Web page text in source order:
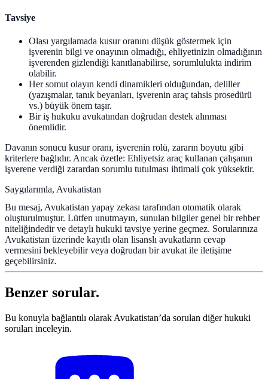
Tavsiye
Olası yargılamada kusur oranını düşük göstermek için
işverenin bilgi ve onayının olmadığı, ehliyetinizin olmadığının
işverenden gizlendiği kanıtlanabilirse, sorumlulukta indirim
olabilir.
Her somut olayın kendi dinamikleri olduğundan, deliller
(yazışmalar, tanık beyanları, işverenin araç tahsis prosedürü
vs.) büyük önem taşır.
Bir iş hukuku avukatından doğrudan destek alınması
önemlidir.
Davanın sonucu kusur oranı, işverenin rolü, zararın boyutu gibi
kriterlere bağlıdır. Ancak özetle: Ehliyetsiz araç kullanan çalışanın
işverene verdiği zarardan sorumlu tutulması ihtimali çok yüksektir.
Saygılarımla, Avukatistan
Bu mesaj, Avukatistan yapay zekası tarafından otomatik olarak
oluşturulmuştur. Lütfen unutmayın, sunulan bilgiler genel bir rehber
niteliğindedir ve detaylı hukuki tavsiye yerine geçmez. Sorularınıza
Avukatistan üzerinde kayıtlı olan lisanslı avukatların cevap
vermesini bekleyebilir veya doğrudan bir avukat ile iletişime
geçebilirsiniz.
Benzer sorular.
Bu konuyla bağlantılı olarak Avukatistan’da sorulan diğer hukuki
soruları inceleyin.